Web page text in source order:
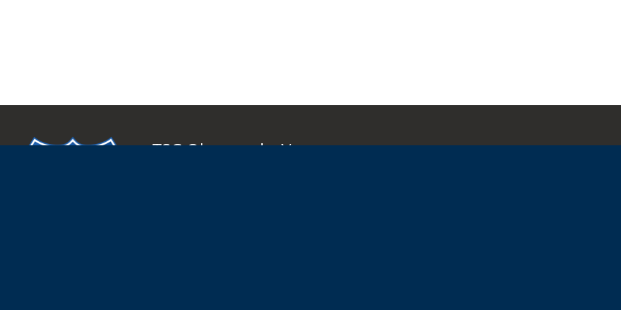
TSG Oberursel e.V.